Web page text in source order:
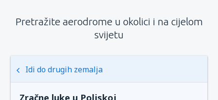
Pretražite aerodrome u okolici i na cijelom
svijetu
Idi do drugih zemalja
Zračne luke u Poljskoj